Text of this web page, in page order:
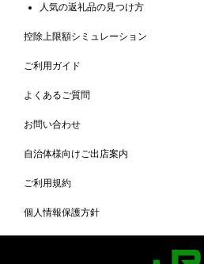
人気の返礼品の見つけ方
控除上限額シミュレーション
ご利用ガイド
よくあるご質問
お問い合わせ
自治体様向けご出店案内
ご利用規約
個人情報保護方針